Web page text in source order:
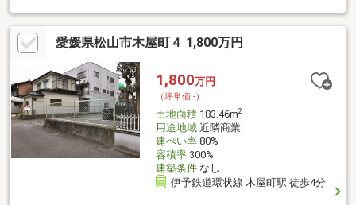
選び方が分からない」「車のローンがあるけど大丈夫？」「年齢
がネックになっている」皆様のご不安やお悩みを一緒に解決しま
す！もちろん強引な営業は行いません。公平中立な立場でお客様
に合った金融機関をご提案させていただきます。
愛媛県松山市木屋町４ 1,800万円
1,800万円
（坪単価:-）
土地面積183.46m2
用途地域近隣商業
建ぺい率80%
容積率300%
建築条件なし
伊予鉄道環状線 木屋町駅 徒歩4分